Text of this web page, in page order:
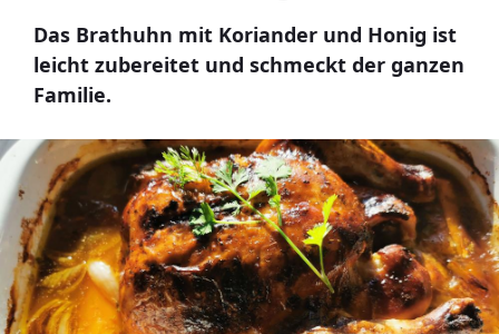
Das Brathuhn mit Koriander und Honig ist
leicht zubereitet und schmeckt der ganzen
Familie.